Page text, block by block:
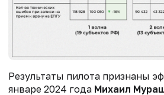
Результаты пилота признаны
январе 2024 года Михаил